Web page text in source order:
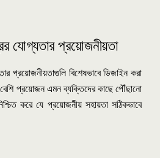
যোগ্যতার প্রয়োজনীয়তা
প্রয়োজনীয়তাগুলি বিশেষভাবে ডিজাইন করা
বেশি প্রয়োজন এমন ব্যক্তিদের কাছে পৌঁছানো
করে যে প্রয়োজনীয় সহায়তা সঠিকভাবে